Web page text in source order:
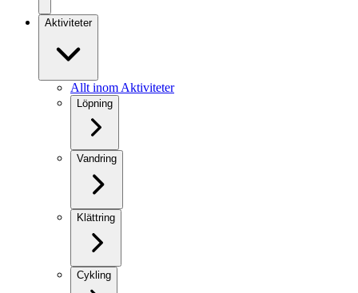
Aktiviteter
Allt inom Aktiviteter
Löpning
Vandring
Klättring
Cykling